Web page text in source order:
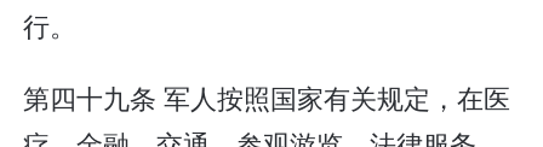
行。
第四十九条 军人按照国家有关规定，在医